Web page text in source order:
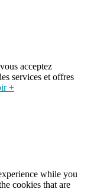
acceptez
services et offres
+
while you
cookies that are